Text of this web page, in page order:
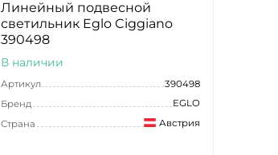
Линейный подвесной
светильник Eglo Ciggiano
390498
В наличии
Артикул
390498
Бренд
EGLO
Страна
Австрия